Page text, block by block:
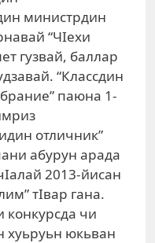
министрдин
“ЧIехи
гузвай, баллар
“Классдин
паюна 1-
отличник”
абурун арада
2013-йисан
тIвар гана.
чи
хуьруьн юкьван